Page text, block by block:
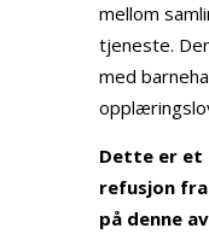
mellom
tjeneste.
med
Dette er et
refusjon
på denne